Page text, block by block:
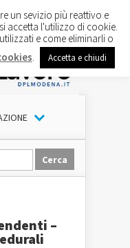
–
un sevizio più reattivo e
accetta l'utilizzo di cookie.
e come eliminarli o
Accetta e chiudi